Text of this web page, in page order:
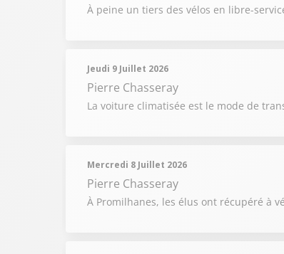
À peine un tiers des vélos en libre-
Jeudi 9 Juillet 2026
Pierre Chasseray
La voiture climatisée est le mode de
Mercredi 8 Juillet 2026
Pierre Chasseray
À Promilhanes, les élus ont récupéré à